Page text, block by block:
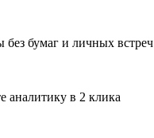
бумаг и личных встреч
аналитику в 2 клика